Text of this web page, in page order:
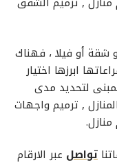
شقة أو فيلا ، فهناك
ابرزها اختيار
لتحديد مدى
المنازل , ترميم واجهات
منازل.
تواصل عبر الارقام